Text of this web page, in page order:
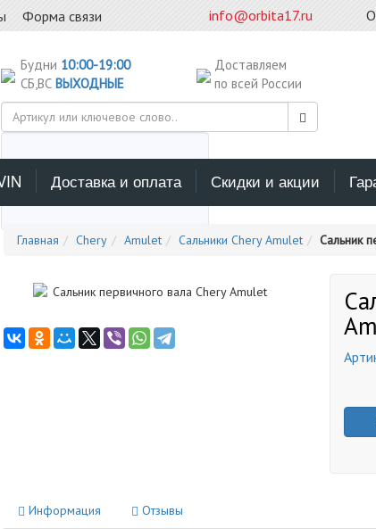
Форма связи info@orbita17.ru
Будни 10:00-19:00
СБ,ВС ВЫХОДНЫЕ
Доставляем
по всей России
Выберите каталог поиска
Доставка и оплата Скидки и акции
Главная Chery Amulet Сальники Chery Amulet Сальник
Информация Отзывы